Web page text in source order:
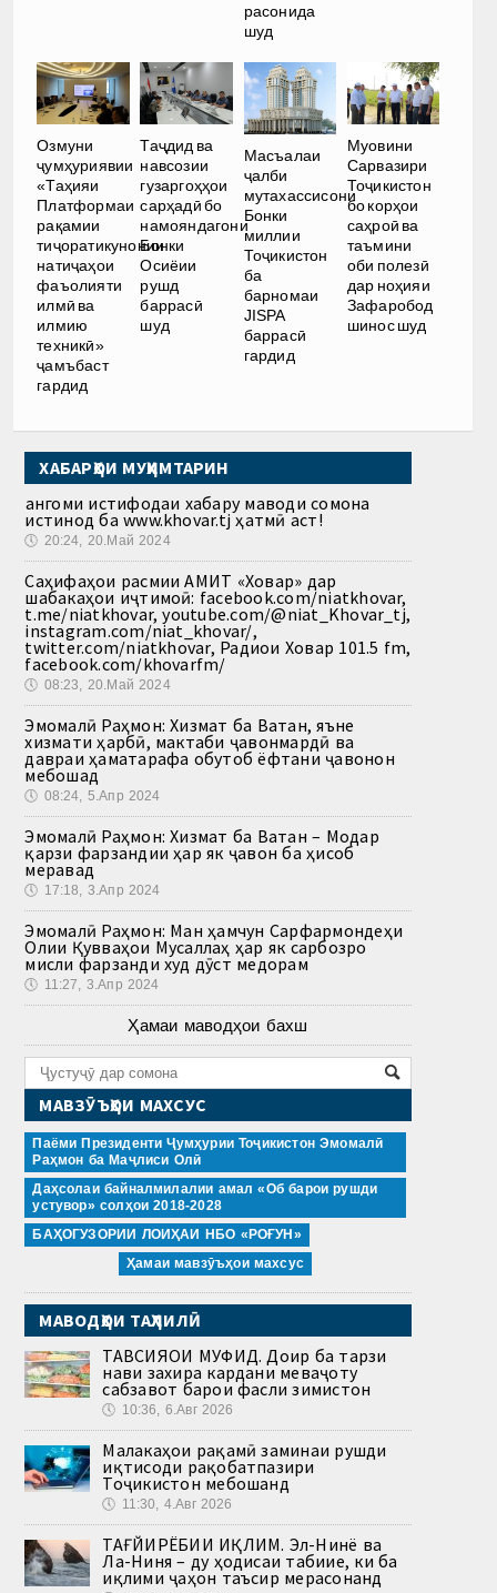
расонида
шуд
Озмуни
ҷумҳуриявии
«Таҳияи
Платформаи
рақамии
тиҷоратикунонии
натиҷаҳои
фаъолияти
илмӣ ва
илмию
техникӣ»
ҷамъбаст
гардид
Таҷдид ва
навсозии
гузаргоҳҳои
сарҳадӣ бо
намояндагони
Бонки
Осиёии
рушд
баррасӣ
шуд
Масъалаи
ҷалби
мутахассисони
Бонки
миллии
Тоҷикистон
ба
барномаи
JISPA
баррасӣ
гардид
Муовини
Сарвазири
Тоҷикистон
бо корҳои
саҳроӣ ва
таъмини
оби полезӣ
дар ноҳияи
Зафаробод
шинос шуд
ХАБАРҲОИ МУҲИМТАРИН
Ҳангоми истифодаи хабару маводи сомона
истинод ба www.khovar.tj ҳатмӣ аст!
🕔 20:24, 20.Май 2024
Саҳифаҳои расмии АМИТ «Ховар» дар
шабакаҳои иҷтимоӣ: facebook.com/niatkhovar,
t.me/niatkhovar, youtube.com/@niat_Khovar_tj,
instagram.com/niat_khovar/,
twitter.com/niatkhovar, Радиои Ховар 101.5 fm,
facebook.com/khovarfm/
🕔 08:23, 20.Май 2024
Эмомалӣ Раҳмон: Хизмат ба Ватан, яъне
хизмати ҳарбӣ, мактаби ҷавонмардӣ ва
давраи ҳаматарафа обутоб ёфтани ҷавонон
мебошад
🕔 08:24, 5.Апр 2024
Эмомалӣ Раҳмон: Хизмат ба Ватан – Модар
қарзи фарзандии ҳар як ҷавон ба ҳисоб
меравад
🕔 17:18, 3.Апр 2024
Эмомалӣ Раҳмон: Ман ҳамчун Сарфармондеҳи
Олии Қувваҳои Мусаллаҳ ҳар як сарбозро
мисли фарзанди худ дӯст медорам
🕔 11:27, 3.Апр 2024
Ҳамаи маводҳои бахш
МАВЗӮЪҲОИ МАХСУС
Паёми Президенти Ҷумҳурии Тоҷикистон Эмомалӣ
Раҳмон ба Маҷлиси Олӣ
Даҳсолаи байналмилалии амал «Об барои рушди
устувор» солҳои 2018-2028
БАҲОГУЗОРИИ ЛОИҲАИ НБО «РОҒУН»
Ҳамаи мавзӯъҳои махсус
МАВОДҲОИ ТАҲЛИЛӢ
ТАВСИЯҲОИ МУФИД. Доир ба тарзи
нави захира кардани меваҷоту
сабзавот барои фасли зимистон
🕔 10:36, 6.Авг 2026
Малакаҳои рақамӣ заминаи рушди
иқтисоди рақобатпазири
Тоҷикистон мебошанд
🕔 11:30, 4.Авг 2026
ТАҒЙИРЁБИИ ИҚЛИМ. Эл-Нинё ва
Ла-Ниня – ду ҳодисаи табиие, ки ба
иқлими ҷаҳон таъсир мерасонанд